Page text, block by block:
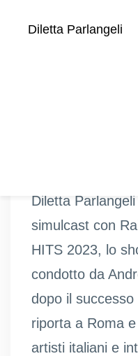
Diletta Parlangeli
Diletta
simulcast con
HITS 2023, lo
condotto da
dopo il
riporta a Roma
artisti italiani e